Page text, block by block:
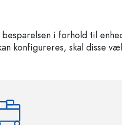
i forhold til
konfigureres, skal disse